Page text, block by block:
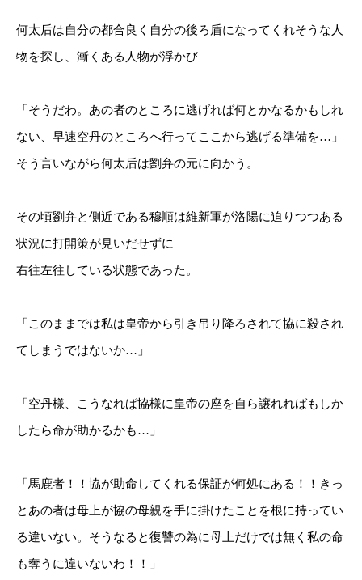
何太后は自分の都合良く自分の後ろ盾になってくれそうな人
物を探し、漸くある人物が浮かび
「そうだわ。あの者のところに逃げれば何とかなるかもしれ
ない、早速空丹のところへ行ってここから逃げる準備を…」
そう言いながら何太后は劉弁の元に向かう。
その頃劉弁と側近である穆順は維新軍が洛陽に迫りつつある
状況に打開策が見いだせずに
右往左往している状態であった。
「このままでは私は皇帝から引き吊り降ろされて協に殺され
てしまうではないか…」
「空丹様、こうなれば協様に皇帝の座を自ら譲れればもしか
したら命が助かるかも…」
「馬鹿者！！協が助命してくれる保証が何処にある！！きっ
とあの者は母上が協の母親を手に掛けたことを根に持ってい
る違いない。そうなると復讐の為に母上だけでは無く私の命
も奪うに違いないわ！！」